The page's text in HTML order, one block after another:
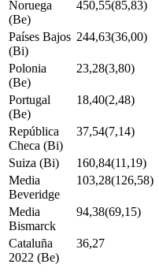
Noruega
(Be)
450,55(85,83)
Países Bajos
(Bi)
244,63(36,00)
Polonia
(Be)
23,28(3,80)
Portugal
(Be)
18,40(2,48)
República
Checa (Bi)
37,54(7,14)
Suiza (Bi) 160,84(11,19)
Media
Beveridge
103,28(126,58)
Media
Bismarck
94,38(69,15)
Cataluña
2022 (Be)
36,27